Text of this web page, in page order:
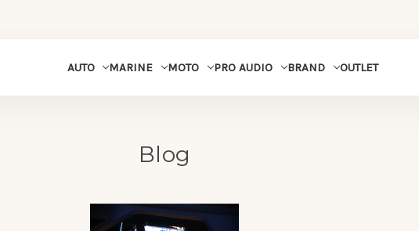
AUTO MARINE MOTO PRO AUDIO BRAND OUTLET
Blog